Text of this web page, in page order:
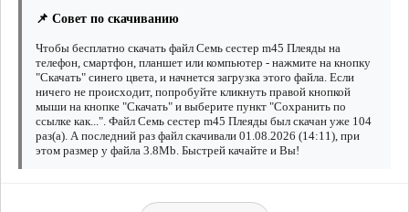
📌 Совет по скачиванию
Чтобы бесплатно скачать файл Семь сестер m45 Плеяды на
телефон, смартфон, планшет или компьютер - нажмите на кнопку
"Скачать" синего цвета, и начнется загрузка этого файла. Если
ничего не происходит, попробуйте кликнуть правой кнопкой
мыши на кнопке "Скачать" и выберите пункт "Сохранить по
ссылке как...". Файл Семь сестер m45 Плеяды был скачан уже 104
раз(а). А последний раз файл скачивали 01.08.2026 (14:11), при
этом размер у файла 3.8Mb. Быстрей качайте и Вы!